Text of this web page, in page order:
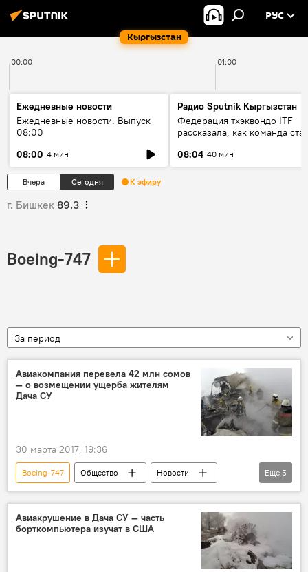
Кыргызстан
РУС
00:00 01:00
Ежедневные новости
Ежедневные новости. Выпуск
08:00
08:00 4 мин
Радио Sputnik Кыргызстан
Федерация тхэквондо ITF
рассказала, как команда
08:04 40 мин
Вчера Сегодня К эфиру
г. Бишкек 89.3
Boeing-747
За период
Авиакомпания перевела 42 млн сомов
— о возмещении ущерба жителям
Дача СУ
30 марта 2017, 19:36
Boeing-747 Общество
Новости
Aлерт
Кыргызстан
Дача СУ
Крушение Boeing 747 в Дача СУ
Мухаммедкалый Абылгазиев
Еще 5
Авиакрушение в Дача СУ — часть
борткомпьютера изучат в США